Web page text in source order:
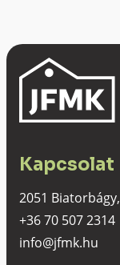
Kapcsolat
2051
+36 70 507 2314
info@jfmk.hu